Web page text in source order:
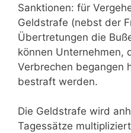
Sanktionen: für
Geldstrafe (nebst der
Übertretungen die
können Unternehmen,
Verbrechen begangen
bestraft werden.
Die Geldstrafe wird
Tagessätze